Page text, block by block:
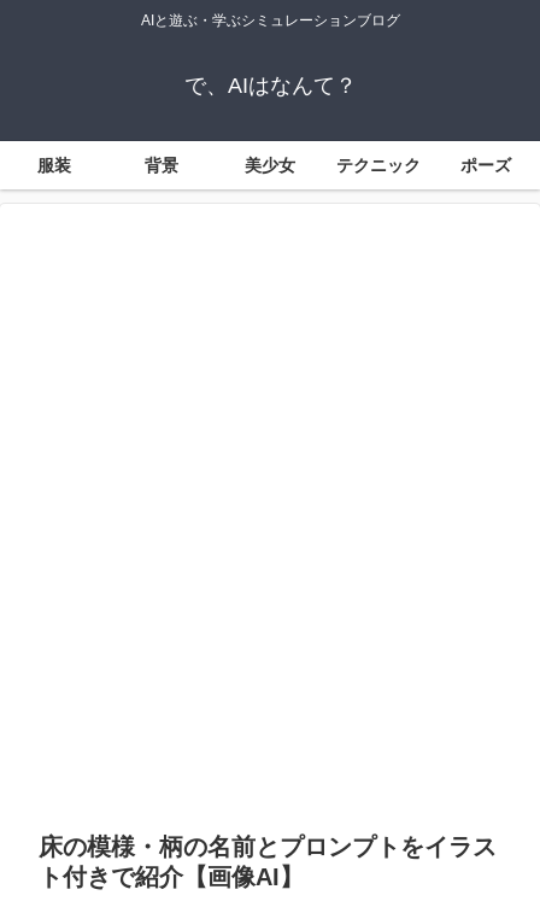
AIと遊ぶ・学ぶシミュレーションブログ
で、AIはなんて？
服装 背景 美少女 テクニック ポーズ
床の模様・柄の名前とプロンプトをイラス
ト付きで紹介【画像AI】